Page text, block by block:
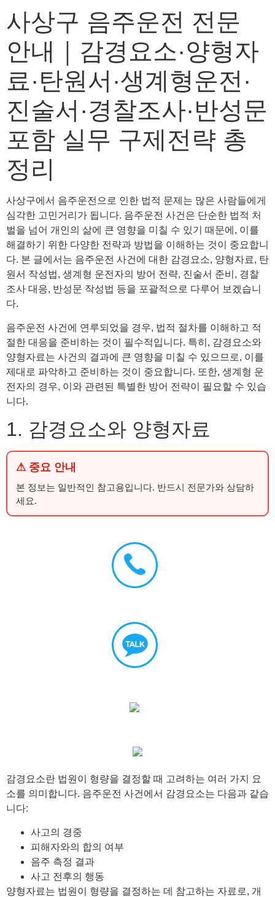
사상구 음주운전 전문
안내｜감경요소·양형자
료·탄원서·생계형운전·
진술서·경찰조사·반성문
포함 실무 구제전략 총
정리
사상구에서 음주운전으로 인한 법적 문제는 많은 사람들에게
심각한 고민거리가 됩니다. 음주운전 사건은 단순한 법적 처
벌을 넘어 개인의 삶에 큰 영향을 미칠 수 있기 때문에, 이를
해결하기 위한 다양한 전략과 방법을 이해하는 것이 중요합니
다. 본 글에서는 음주운전 사건에 대한 감경요소, 양형자료, 탄
원서 작성법, 생계형 운전자의 방어 전략, 진술서 준비, 경찰
조사 대응, 반성문 작성법 등을 포괄적으로 다루어 보겠습니
다.
음주운전 사건에 연루되었을 경우, 법적 절차를 이해하고 적
절한 대응을 준비하는 것이 필수적입니다. 특히, 감경요소와
양형자료는 사건의 결과에 큰 영향을 미칠 수 있으므로, 이를
제대로 파악하고 준비하는 것이 중요합니다. 또한, 생계형 운
전자의 경우, 이와 관련된 특별한 방어 전략이 필요할 수 있습
니다.
1. 감경요소와 양형자료
⚠ 중요 안내
본 정보는 일반적인 참고용입니다. 반드시 전문가와 상담하
세요.
감경요소란 법원이 형량을 결정할 때 고려하는 여러 가지 요
소를 의미합니다. 음주운전 사건에서 감경요소는 다음과 같습
니다:
사고의 경중
피해자와의 합의 여부
음주 측정 결과
사고 전후의 행동
양형자료는 법원이 형량을 결정하는 데 참고하는 자료로, 개